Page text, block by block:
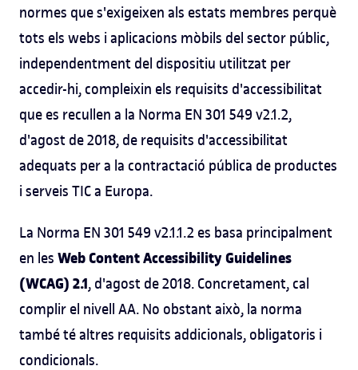
normes que s'exigeixen als estats membres perquè
tots els webs i aplicacions mòbils del sector públic,
independentment del dispositiu utilitzat per
accedir-hi, compleixin els requisits d'accessibilitat
que es recullen a la Norma EN 301 549 v2.1.2,
d'agost de 2018, de requisits d'accessibilitat
adequats per a la contractació pública de productes
i serveis TIC a Europa.
La Norma EN 301 549 v2.1.1.2 es basa principalment
en les Web Content Accessibility Guidelines
(WCAG) 2.1, d'agost de 2018. Concretament, cal
complir el nivell AA. No obstant això, la norma
també té altres requisits addicionals, obligatoris i
condicionals.